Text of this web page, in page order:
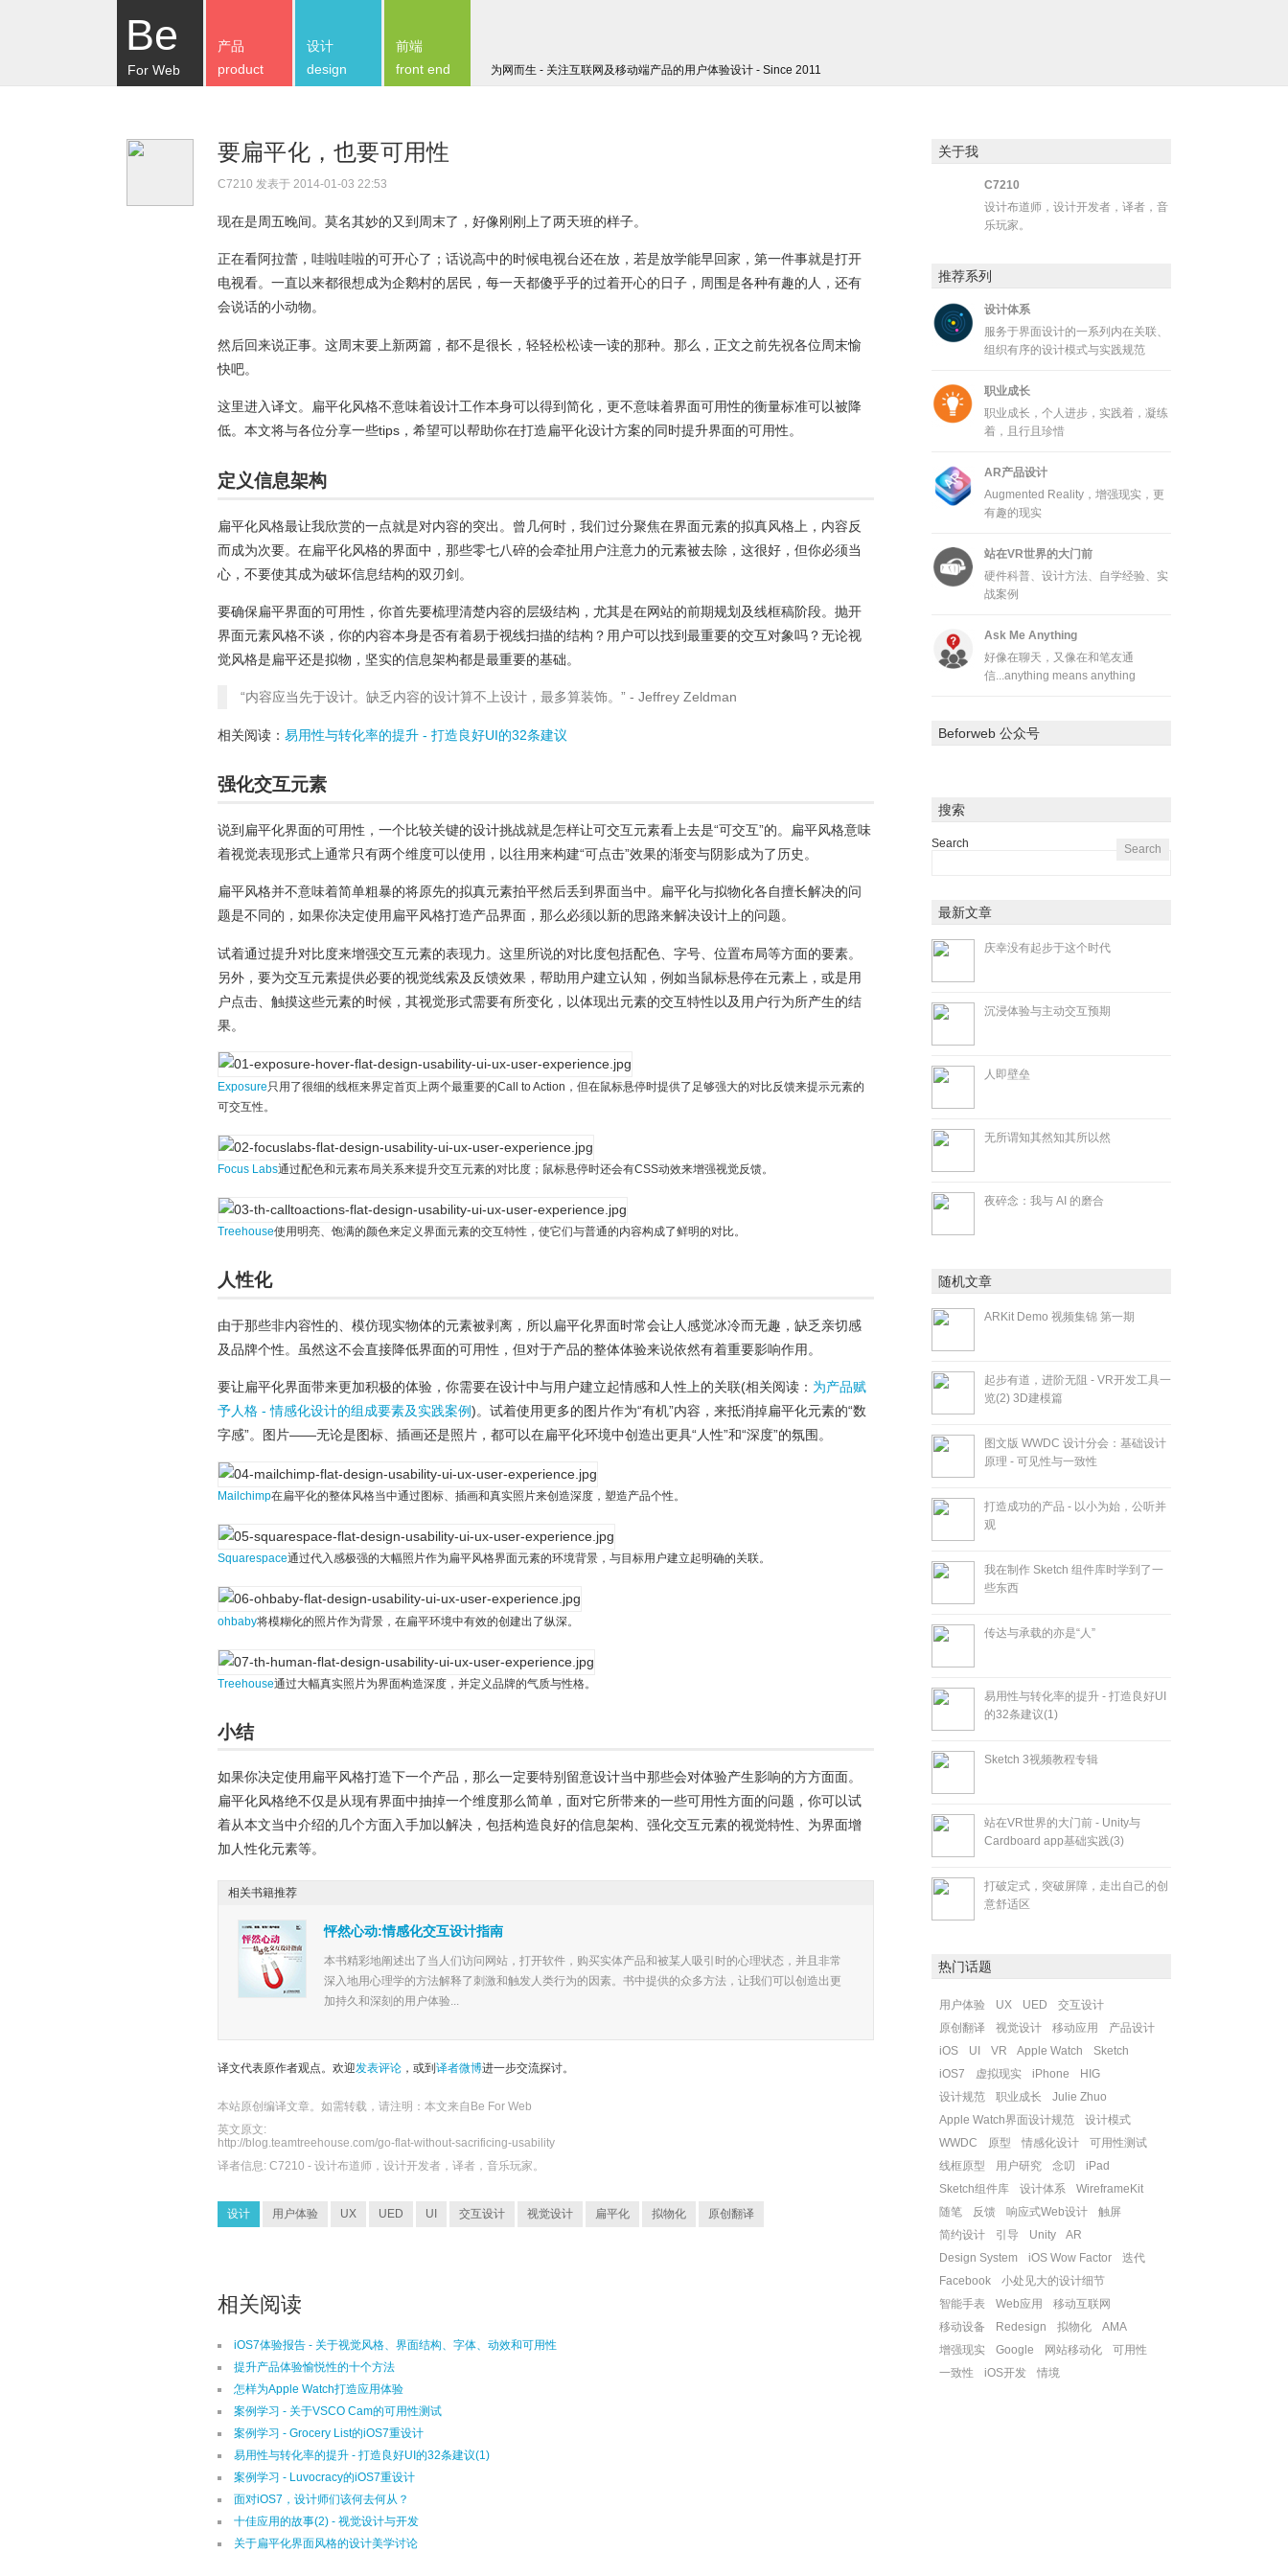
Be
For Web 为网而生 - 关注互联网及移动端产品的用户体验设计 - Since 2011
产品
product
设计
design
前端
front end
要扁平化，也要可用性
C7210 发表于 2014-01-03 22:53
现在是周五晚间。莫名其妙的又到周末了，好像刚刚上了两天班的样子。
正在看阿拉蕾，哇啦哇啦的可开心了；话说高中的时候电视台还在放，若是放学能早回家，第一件事就是打开
电视看。一直以来都很想成为企鹅村的居民，每一天都傻乎乎的过着开心的日子，周围是各种有趣的人，还有
会说话的小动物。
然后回来说正事。这周末要上新两篇，都不是很长，轻轻松松读一读的那种。那么，正文之前先祝各位周末愉
快吧。
这里进入译文。扁平化风格不意味着设计工作本身可以得到简化，更不意味着界面可用性的衡量标准可以被降
低。本文将与各位分享一些tips，希望可以帮助你在打造扁平化设计方案的同时提升界面的可用性。
定义信息架构
扁平化风格最让我欣赏的一点就是对内容的突出。曾几何时，我们过分聚焦在界面元素的拟真风格上，内容反
而成为次要。在扁平化风格的界面中，那些零七八碎的会牵扯用户注意力的元素被去除，这很好，但你必须当
心，不要使其成为破坏信息结构的双刃剑。
要确保扁平界面的可用性，你首先要梳理清楚内容的层级结构，尤其是在网站的前期规划及线框稿阶段。抛开
界面元素风格不谈，你的内容本身是否有着易于视线扫描的结构？用户可以找到最重要的交互对象吗？无论视
觉风格是扁平还是拟物，坚实的信息架构都是最重要的基础。
“内容应当先于设计。缺乏内容的设计算不上设计，最多算装饰。” - Jeffrey Zeldman
相关阅读： 易用性与转化率的提升 - 打造良好UI的32条建议
强化交互元素
说到扁平化界面的可用性，一个比较关键的设计挑战就是怎样让可交互元素看上去是“可交互”的。扁平风格意味
着视觉表现形式上通常只有两个维度可以使用，以往用来构建“可点击”效果的渐变与阴影成为了历史。
扁平风格并不意味着简单粗暴的将原先的拟真元素拍平然后丢到界面当中。扁平化与拟物化各自擅长解决的问
题是不同的，如果你决定使用扁平风格打造产品界面，那么必须以新的思路来解决设计上的问题。
试着通过提升对比度来增强交互元素的表现力。这里所说的对比度包括配色、字号、位置布局等方面的要素。
另外，要为交互元素提供必要的视觉线索及反馈效果，帮助用户建立认知，例如当鼠标悬停在元素上，或是用
户点击、触摸这些元素的时候，其视觉形式需要有所变化，以体现出元素的交互特性以及用户行为所产生的结
果。
Exposure 只用了很细的线框来界定首页上两个最重要的Call to Action，但在鼠标悬停时提供了足够强大的对比反馈来提示元素的
可交互性。
Focus Labs通过配色和元素布局关系来提升交互元素的对比度；鼠标悬停时还会有CSS动效来增强视觉反馈。
Treehouse使用明亮、饱满的颜色来定义界面元素的交互特性，使它们与普通的内容构成了鲜明的对比。
人性化
由于那些非内容性的、模仿现实物体的元素被剥离，所以扁平化界面时常会让人感觉冰冷而无趣，缺乏亲切感
及品牌个性。虽然这不会直接降低界面的可用性，但对于产品的整体体验来说依然有着重要影响作用。
要让扁平化界面带来更加积极的体验，你需要在设计中与用户建立起情感和人性上的关联(相关阅读： 为产品赋
予人格 - 情感化设计的组成要素及实践案例)。试着使用更多的图片作为“有机”内容，来抵消掉扁平化元素的“数
字感”。图片——无论是图标、插画还是照片，都可以在扁平化环境中创造出更具“人性”和“深度”的氛围。
Mailchimp在扁平化的整体风格当中通过图标、插画和真实照片来创造深度，塑造产品个性。
Squarespace通过代入感极强的大幅照片作为扁平风格界面元素的环境背景，与目标用户建立起明确的关联。
ohbaby将模糊化的照片作为背景，在扁平环境中有效的创建出了纵深。
Treehouse通过大幅真实照片为界面构造深度，并定义品牌的气质与性格。
小结
如果你决定使用扁平风格打造下一个产品，那么一定要特别留意设计当中那些会对体验产生影响的方方面面。
扁平化风格绝不仅是从现有界面中抽掉一个维度那么简单，面对它所带来的一些可用性方面的问题，你可以试
着从本文当中介绍的几个方面入手加以解决，包括构造良好的信息架构、强化交互元素的视觉特性、为界面增
加人性化元素等。
怦然心动:情感化交互设计指南
本书精彩地阐述出了当人们访问网站，打开软件，购买实体产品和被某人吸引时的心理状态，并且非常
深入地用心理学的方法解释了刺激和触发人类行为的因素。书中提供的众多方法，让我们可以创造出更
加持久和深刻的用户体验...
相关书籍推荐
译文代表原作者观点。欢迎发表评论 ，或到 译者微博进一步交流探讨。
本站原创编译文章。如需转载，请注明：本文来自 Be For Web
英文原文:
http://blog.teamtreehouse.com/go-flat-without-sacrificing-usability
译者信息: C7210 - 设计布道师，设计开发者，译者，音乐玩家。
设计 用户体验 UX UED UI 交互设计 视觉设计 扁平化 拟物化 原创翻译
相关阅读
iOS7体验报告 - 关于视觉风格、界面结构、字体、动效和可用性
提升产品体验愉悦性的十个方法
怎样为Apple Watch打造应用体验
案例学习 - 关于VSCO Cam的可用性测试
案例学习 - Grocery List的iOS7重设计
易用性与转化率的提升 - 打造良好UI的32条建议(1)
案例学习 - Luvocracy的iOS7重设计
面对iOS7，设计师们该何去何从？
十佳应用的故事(2) - 视觉设计与开发
关于扁平化界面风格的设计美学讨论
关于我
C7210
设计布道师，设计开发者，译者，音
乐玩家。
推荐系列
设计体系
服务于界面设计的一系列内在关联、
组织有序的设计模式与实践规范
职业成长
职业成长，个人进步，实践着，凝练
着，且行且珍惜
AR产品设计
Augmented Reality，增强现实，更
有趣的现实
站在VR世界的大门前
硬件科普、设计方法、自学经验、实
战案例
Ask Me Anything
好像在聊天，又像在和笔友通
信...anything means anything
Beforweb 公众号
搜索
Search
最新文章
庆幸没有起步于这个时代
沉浸体验与主动交互预期
人即壁垒
无所谓知其然知其所以然
夜碎念：我与 AI 的磨合
随机文章
ARKit Demo 视频集锦 第一期
起步有道，进阶无阻 - VR开发工具一
览(2) 3D建模篇
图文版 WWDC 设计分会：基础设计
原理 - 可见性与一致性
打造成功的产品 - 以小为始，公听并
观
我在制作 Sketch 组件库时学到了一
些东西
传达与承载的亦是“人”
易用性与转化率的提升 - 打造良好UI
的32条建议(1)
Sketch 3视频教程专辑
站在VR世界的大门前 - Unity与
Cardboard app基础实践(3)
打破定式，突破屏障，走出自己的创
意舒适区
热门话题
用户体验 UX UED
交互设计
原创翻译
视觉设计 移动应用
产品设计
iOS
UI VR Apple Watch
Sketch
iOS7
虚拟现实 iPhone
HIG
设计规范
职业成长
Julie Zhuo
Apple Watch界面设计规范
设计模式
WWDC
原型 情感化设计
可用性测试
线框原型
用户研究 念叨
iPad
Sketch组件库
设计体系
WireframeKit
随笔
反馈 响应式Web设计
触屏
简约设计
引导 Unity
AR
Design System
iOS Wow Factor
迭代
Facebook
小处见大的设计细节
智能手表
Web应用
移动互联网
移动设备
Redesign 拟物化
AMA
增强现实
Google 网站移动化
可用性
一致性
iOS开发 情境